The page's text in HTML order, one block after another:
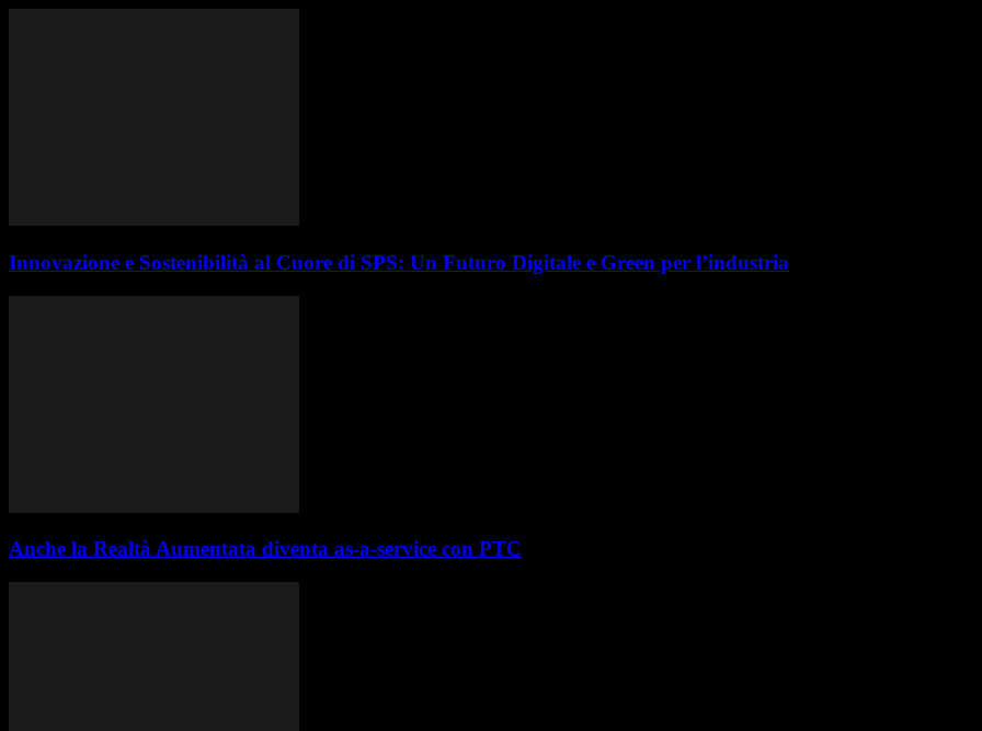
Innovazione e Sostenibilità al Cuore di SPS: Un Futuro Digitale e Green per l’industria
Anche la Realtà Aumentata diventa as-a-service con PTC